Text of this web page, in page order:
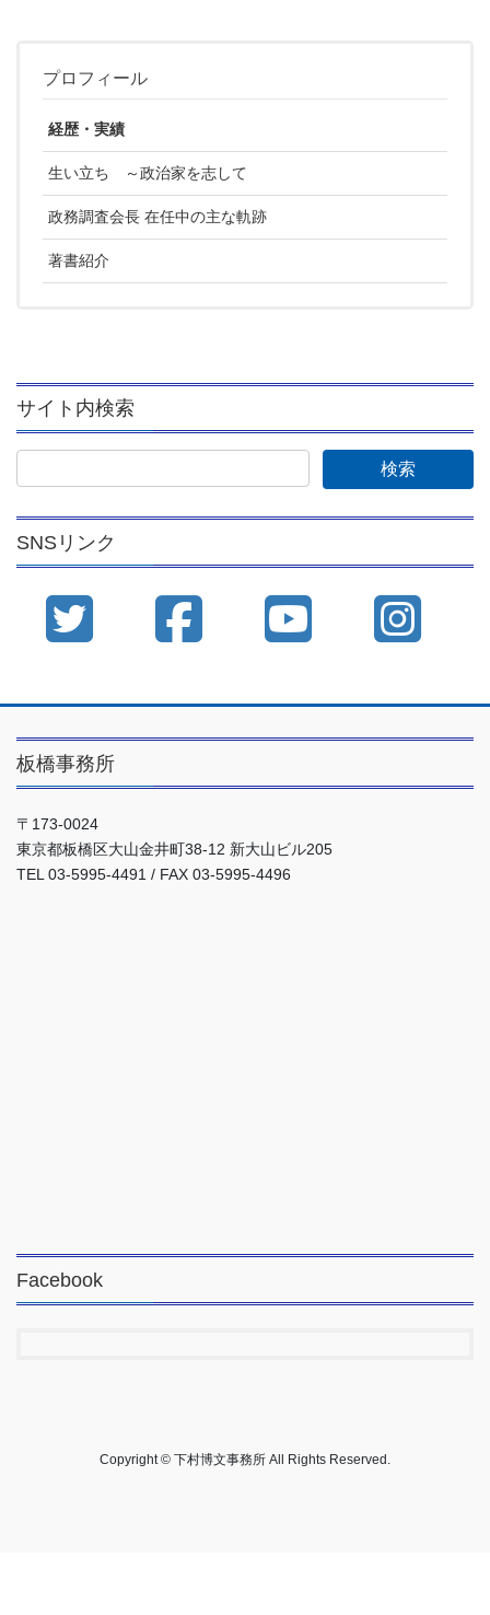
プロフィール
経歴・実績
生い立ち ～政治家を志して
政務調査会長 在任中の主な軌跡
著書紹介
サイト内検索
SNSリンク
板橋事務所
〒173-0024
東京都板橋区大山金井町38-12 新大山ビル205
TEL 03-5995-4491 / FAX 03-5995-4496
Facebook
Copyright © 下村博文事務所 All Rights Reserved.